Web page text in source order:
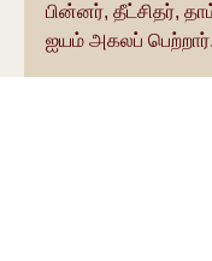
பின்னர், தீட்சிதர்,
ஐயம் அகலப் பெற்றார்.